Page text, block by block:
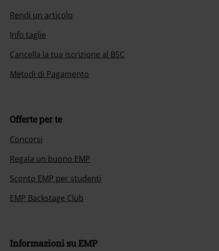
Rendi un articolo
Info taglie
Cancella la tua iscrizione al BSC
Metodi di Pagamento
Offerte per te
Concorsi
Regala un buono EMP
Sconto EMP per studenti
EMP Backstage Club
Informazioni su EMP